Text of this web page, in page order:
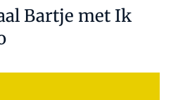
Bartje met Ik